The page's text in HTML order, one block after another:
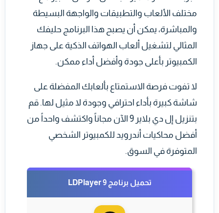
مختلف الألعاب والتطبيقات والواجهة البسيطة
والمباشرة، يمكن أن يصبح هذا البرنامج حليفك
المثالي لتشغيل ألعاب الهواتف الذكية على جهاز
الكمبيوتر بأعلى جودة وأفضل أداء ممكن.
لا تفوت فرصة الاستمتاع بألعابك المفضلة على
شاشة كبيرة بأداء احترافي وجودة لا مثيل لها. قم
بتنزيل إل دي بلاير 9 الآن مجاناً واكتشف واحداً من
أفضل محاكيات أندرويد للكمبيوتر الشخصي
المتوفرة في السوق.
تحميل برنامج LDPlayer 9